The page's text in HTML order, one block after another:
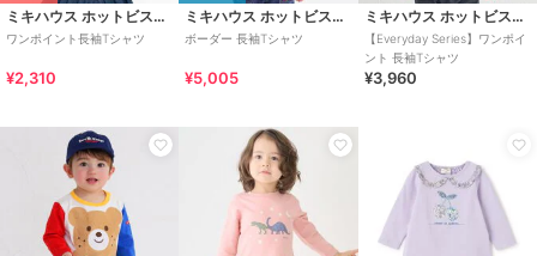
ミキハウス ホットビスケッツ
ワンポイント長袖Tシャツ
¥2,310
ミキハウス ホットビスケッツ
ボーダー 長袖Tシャツ
¥5,005
ミキハウス ホットビスケッツ
【Everyday Series】ワンポイ
ント 長袖Tシャツ
¥3,960